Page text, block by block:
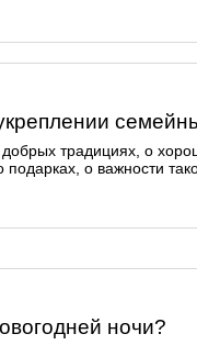
традициях, о
подарках, о важности
ночи?